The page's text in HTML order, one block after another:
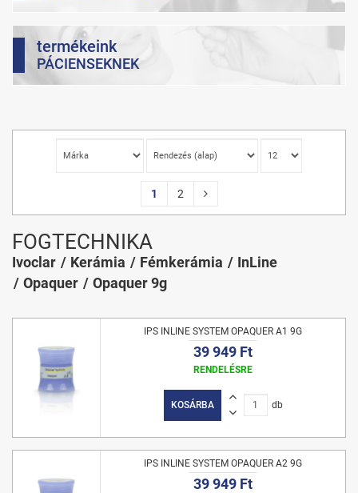
termékeink
PÁCIENSEKNEK
1 2
FOGTECHNIKA
Ivoclar Kerámia Fémkerámia
InLine
Opaquer
Opaquer 9g
IPS INLINE SYSTEM OPAQUER A1 9G
39 949 Ft
RENDELÉSRE
KOSÁRBA db
IPS INLINE SYSTEM OPAQUER A2 9G
39 949 Ft